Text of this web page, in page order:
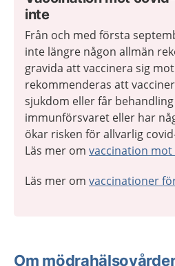
inte
Från och med första
inte längre någon allmän
gravida att vaccinera sig
rekommenderas att
sjukdom eller får
immunförsvaret eller har
ökar risken för allvarlig
Läs mer om vaccination mot
Läs mer om vaccinationer
Om